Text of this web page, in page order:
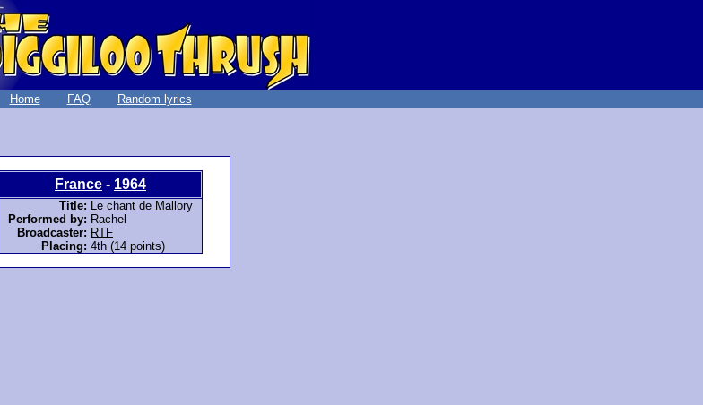
Home FAQ Random lyrics
France - 1964
Title:
Le chant de Mallory
Performed by: Rachel
Broadcaster: RTF
Placing: 4th (14 points)